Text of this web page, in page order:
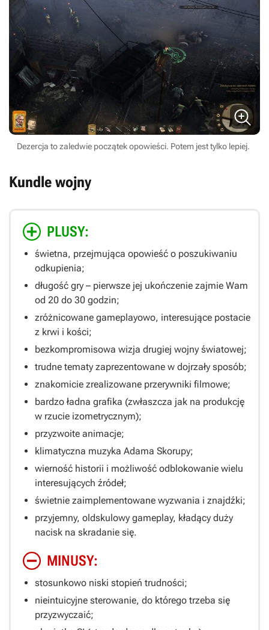
Dezercja to zaledwie początek opowieści. Potem jest tylko lepiej.
Kundle wojny
PLUSY:
świetna, przejmująca opowieść o poszukiwaniu
odkupienia;
długość gry – pierwsze jej ukończenie zajmie Wam
od 20 do 30 godzin;
zróżnicowane gameplayowo, interesujące postacie
z krwi i kości;
bezkompromisowa wizja drugiej wojny światowej;
trudne tematy zaprezentowane w dojrzały sposób;
znakomicie zrealizowane przerywniki filmowe;
bardzo ładna grafika (zwłaszcza jak na produkcję
w rzucie izometrycznym);
przyzwoite animacje;
klimatyczna muzyka Adama Skorupy;
wierność historii i możliwość odblokowanie wielu
interesujących źródeł;
świetnie zaimplementowane wyzwania i znajdźki;
przyjemny, oldskulowy gameplay, kładący duży
nacisk na skradanie się.
MINUSY:
stosunkowo niski stopień trudności;
nieintuicyjne sterowanie, do którego trzeba się
przyzwyczaić;